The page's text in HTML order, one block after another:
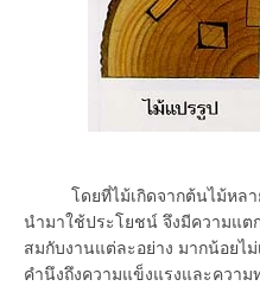
โดยที่ไม้เกิดจากต้นไม้หลา
นำมาใช้ประโยชน์ จึงมีความแต
สมกับงานแต่ละอย่าง มากน้อยไ
คำนึงถึงความแข็งแรงและควา